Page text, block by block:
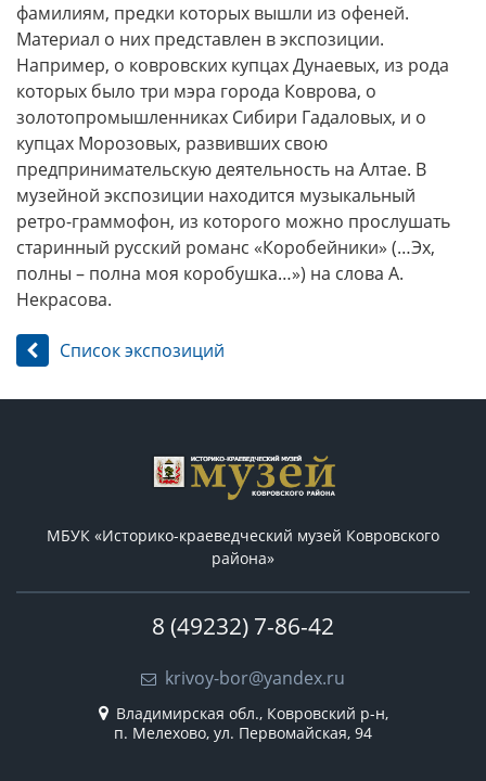
фамилиям, предки которых вышли из офеней.
Материал о них представлен в экспозиции.
Например, о ковровских купцах Дунаевых, из рода
которых было три мэра города Коврова, о
золотопромышленниках Сибири Гадаловых, и о
купцах Морозовых, развивших свою
предпринимательскую деятельность на Алтае. В
музейной экспозиции находится музыкальный
ретро-граммофон, из которого можно прослушать
старинный русский романс «Коробейники» (…Эх,
полны – полна моя коробушка…») на слова А.
Некрасова.
Список экспозиций
МБУК «Историко-краеведческий музей Ковровского
района»
8 (49232) 7-86-42
krivoy-bor@yandex.ru
Владимирская обл., Ковровский р-н,
п. Мелехово, ул. Первомайская, 94